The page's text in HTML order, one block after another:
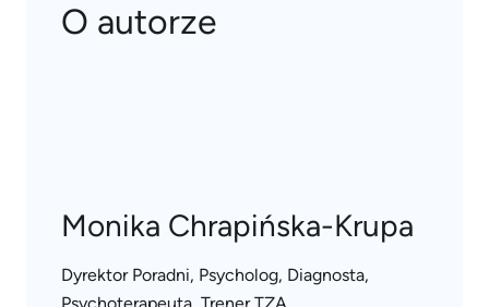
O autorze
Monika Chrapińska-Krupa
Dyrektor Poradni, Psycholog, Diagnosta,